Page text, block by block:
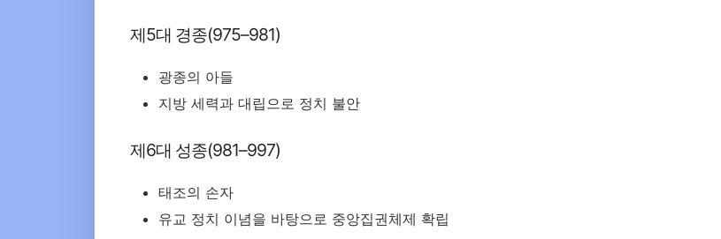
제5대 경종(975–981)
광종의 아들
지방 세력과 대립으로 정치 불안
제6대 성종(981–997)
태조의 손자
유교 정치 이념을 바탕으로 중앙집권체제 확립